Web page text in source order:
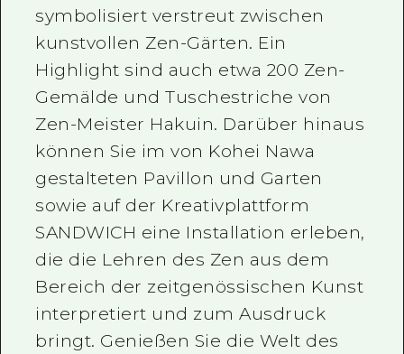
symbolisiert verstreut zwischen
kunstvollen Zen-Gärten. Ein
Highlight sind auch etwa 200 Zen-
Gemälde und Tuschestriche von
Zen-Meister Hakuin. Darüber hinaus
können Sie im von Kohei Nawa
gestalteten Pavillon und Garten
sowie auf der Kreativplattform
SANDWICH eine Installation erleben,
die die Lehren des Zen aus dem
Bereich der zeitgenössischen Kunst
interpretiert und zum Ausdruck
bringt. Genießen Sie die Welt des